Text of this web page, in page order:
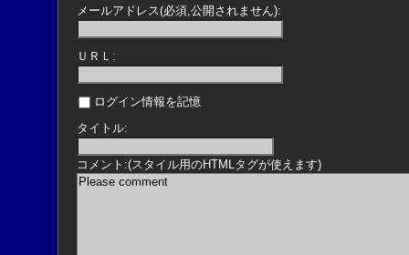
メールアドレス(必須,公開されません):
ＵＲＬ:
ログイン情報を記憶
タイトル:
コメント:(スタイル用のHTMLタグが使えます)